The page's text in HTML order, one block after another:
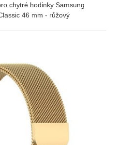
chytré hodinky Samsung
46 mm - růžový